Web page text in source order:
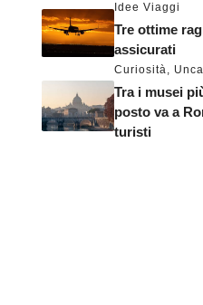
Idee Viaggi
Tre ottime
assicurati
Curiosità,
Tra i musei
posto va a
turisti